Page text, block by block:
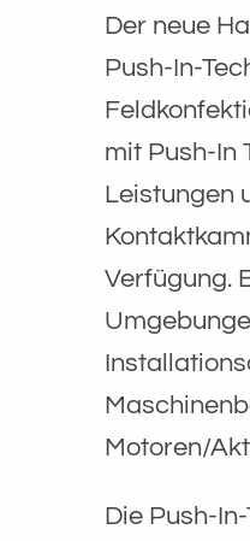
Der neue
Push-In-
mit Push-In
Leistungen
Verfügung.
Motoren/
Die Push-